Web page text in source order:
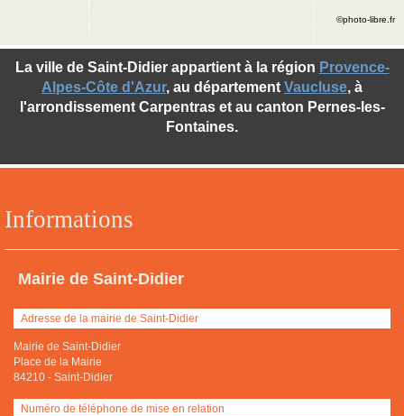
Informations
Mairie de Saint-Didier
Adresse de la mairie de Saint-Didier
Mairie de Saint-Didier
Place de la Mairie
84210 - Saint-Didier
Numéro de téléphone de mise en relation
La ville de Saint-Didier appartient à la région Provence-
Alpes-Côte d'Azur, au département Vaucluse, à
l'arrondissement Carpentras et au canton Pernes-les-
Fontaines.
©photo-libre.fr